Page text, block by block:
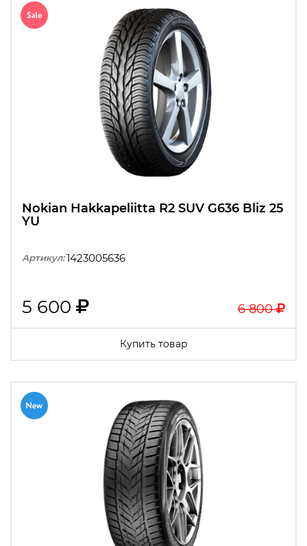
Nokian Hakkapeliitta R2 SUV G636 Bliz 25
YU
Артикул:1423005636
5 600 6 800
Купить товар